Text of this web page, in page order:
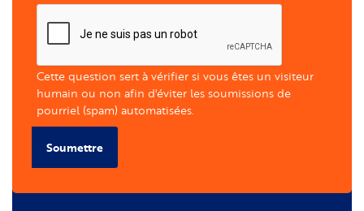
Cette question sert à vérifier si vous êtes un visiteur
humain ou non afin d'éviter les soumissions de
pourriel (spam) automatisées.
Soumettre